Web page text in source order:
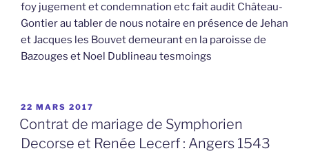
foy jugement et condemnation etc fait audit Château-
Gontier au tabler de nous notaire en présence de Jehan
et Jacques les Bouvet demeurant en la paroisse de
Bazouges et Noel Dublineau tesmoings
PUBLIÉ
LE
22 MARS 2017
Contrat de mariage de Symphorien
Decorse et Renée Lecerf : Angers 1543